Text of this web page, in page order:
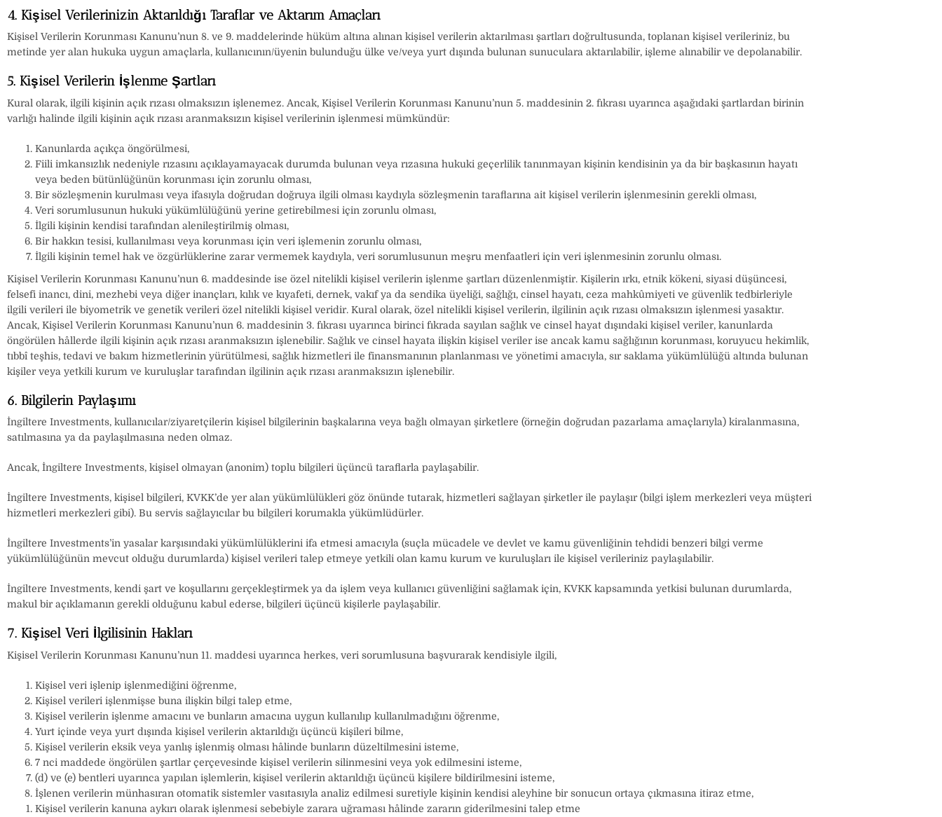
4. Kişisel Verilerinizin Aktarıldığı Taraflar ve Aktarım Amaçları
Kişisel Verilerin Korunması Kanunu’nun 8. ve 9. maddelerinde hüküm altına alınan kişisel verilerin aktarılması şartları doğrultusunda, toplanan kişisel verileriniz, bu
metinde yer alan hukuka uygun amaçlarla, kullanıcının/üyenin bulunduğu ülke ve/veya yurt dışında bulunan sunuculara aktarılabilir, işleme alınabilir ve depolanabilir.
5. Kişisel Verilerin İşlenme Şartları
Kural olarak, ilgili kişinin açık rızası olmaksızın işlenemez. Ancak, Kişisel Verilerin Korunması Kanunu’nun 5. maddesinin 2. fıkrası uyarınca aşağıdaki şartlardan birinin
varlığı halinde ilgili kişinin açık rızası aranmaksızın kişisel verilerinin işlenmesi mümkündür:
Kanunlarda açıkça öngörülmesi,
Fiili imkansızlık nedeniyle rızasını açıklayamayacak durumda bulunan veya rızasına hukuki geçerlilik tanınmayan kişinin kendisinin ya da bir başkasının hayatı
veya beden bütünlüğünün korunması için zorunlu olması,
Bir sözleşmenin kurulması veya ifasıyla doğrudan doğruya ilgili olması kaydıyla sözleşmenin taraflarına ait kişisel verilerin işlenmesinin gerekli olması,
Veri sorumlusunun hukuki yükümlülüğünü yerine getirebilmesi için zorunlu olması,
İlgili kişinin kendisi tarafından alenileştirilmiş olması,
Bir hakkın tesisi, kullanılması veya korunması için veri işlemenin zorunlu olması,
İlgili kişinin temel hak ve özgürlüklerine zarar vermemek kaydıyla, veri sorumlusunun meşru menfaatleri için veri işlenmesinin zorunlu olması.
Kişisel Verilerin Korunması Kanunu’nun 6. maddesinde ise özel nitelikli kişisel verilerin işlenme şartları düzenlenmiştir. Kişilerin ırkı, etnik kökeni, siyasi düşüncesi,
felsefi inancı, dini, mezhebi veya diğer inançları, kılık ve kıyafeti, dernek, vakıf ya da sendika üyeliği, sağlığı, cinsel hayatı, ceza mahkûmiyeti ve güvenlik tedbirleriyle
ilgili verileri ile biyometrik ve genetik verileri özel nitelikli kişisel veridir. Kural olarak, özel nitelikli kişisel verilerin, ilgilinin açık rızası olmaksızın işlenmesi yasaktır.
Ancak, Kişisel Verilerin Korunması Kanunu’nun 6. maddesinin 3. fıkrası uyarınca birinci fıkrada sayılan sağlık ve cinsel hayat dışındaki kişisel veriler, kanunlarda
öngörülen hâllerde ilgili kişinin açık rızası aranmaksızın işlenebilir. Sağlık ve cinsel hayata ilişkin kişisel veriler ise ancak kamu sağlığının korunması, koruyucu hekimlik,
tıbbî teşhis, tedavi ve bakım hizmetlerinin yürütülmesi, sağlık hizmetleri ile finansmanının planlanması ve yönetimi amacıyla, sır saklama yükümlülüğü altında bulunan
kişiler veya yetkili kurum ve kuruluşlar tarafından ilgilinin açık rızası aranmaksızın işlenebilir.
6. Bilgilerin Paylaşımı
İngiltere Investments, kullanıcılar/ziyaretçilerin kişisel bilgilerinin başkalarına veya bağlı olmayan şirketlere (örneğin doğrudan pazarlama amaçlarıyla) kiralanmasına,
satılmasına ya da paylaşılmasına neden olmaz.
Ancak, İngiltere Investments, kişisel olmayan (anonim) toplu bilgileri üçüncü taraflarla paylaşabilir.
İngiltere Investments, kişisel bilgileri, KVKK’de yer alan yükümlülükleri göz önünde tutarak, hizmetleri sağlayan şirketler ile paylaşır (bilgi işlem merkezleri veya müşteri
hizmetleri merkezleri gibi). Bu servis sağlayıcılar bu bilgileri korumakla yükümlüdürler.
İngiltere Investments’in yasalar karşısındaki yükümlülüklerini ifa etmesi amacıyla (suçla mücadele ve devlet ve kamu güvenliğinin tehdidi benzeri bilgi verme
yükümlülüğünün mevcut olduğu durumlarda) kişisel verileri talep etmeye yetkili olan kamu kurum ve kuruluşları ile kişisel verileriniz paylaşılabilir.
İngiltere Investments, kendi şart ve koşullarını gerçekleştirmek ya da işlem veya kullanıcı güvenliğini sağlamak için, KVKK kapsamında yetkisi bulunan durumlarda,
makul bir açıklamanın gerekli olduğunu kabul ederse, bilgileri üçüncü kişilerle paylaşabilir.
7. Kişisel Veri İlgilisinin Hakları
Kişisel Verilerin Korunması Kanunu’nun 11. maddesi uyarınca herkes, veri sorumlusuna başvurarak kendisiyle ilgili,
Kişisel veri işlenip işlenmediğini öğrenme,
Kişisel verileri işlenmişse buna ilişkin bilgi talep etme,
Kişisel verilerin işlenme amacını ve bunların amacına uygun kullanılıp kullanılmadığını öğrenme,
Yurt içinde veya yurt dışında kişisel verilerin aktarıldığı üçüncü kişileri bilme,
Kişisel verilerin eksik veya yanlış işlenmiş olması hâlinde bunların düzeltilmesini isteme,
7 nci maddede öngörülen şartlar çerçevesinde kişisel verilerin silinmesini veya yok edilmesini isteme,
(d) ve (e) bentleri uyarınca yapılan işlemlerin, kişisel verilerin aktarıldığı üçüncü kişilere bildirilmesini isteme,
İşlenen verilerin münhasıran otomatik sistemler vasıtasıyla analiz edilmesi suretiyle kişinin kendisi aleyhine bir sonucun ortaya çıkmasına itiraz etme,
Kişisel verilerin kanuna aykırı olarak işlenmesi sebebiyle zarara uğraması hâlinde zararın giderilmesini talep etme